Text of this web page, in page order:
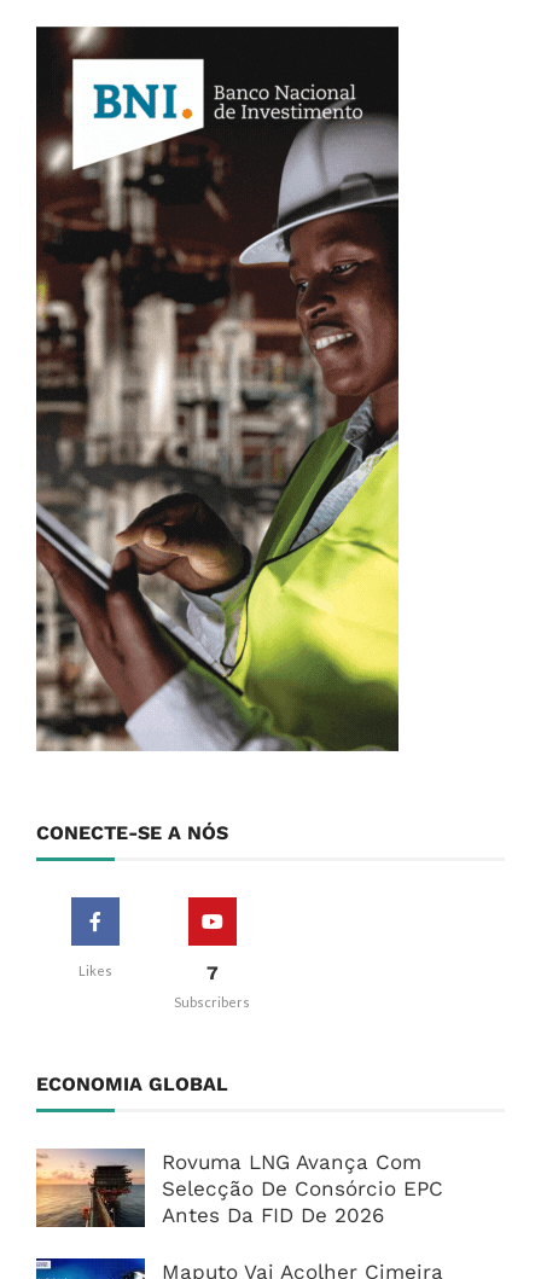
CONECTE-SE A NÓS
Likes 7
Subscribers
ECONOMIA GLOBAL
Rovuma LNG Avança Com
Selecção De Consórcio EPC
Antes Da FID De 2026
Maputo Vai Acolher Cimeira